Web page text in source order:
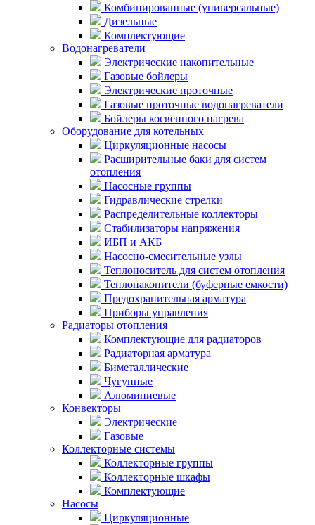
Комбинированные (универсальные)
Дизельные
Комплектующие
Водонагреватели
Электрические накопительные
Газовые бойлеры
Электрические проточные
Газовые проточные водонагреватели
Бойлеры косвенного нагрева
Оборудование для котельных
Циркуляционные насосы
Расширительные баки для систем
отопления
Насосные группы
Гидравлические стрелки
Распределительные коллекторы
Стабилизаторы напряжения
ИБП и АКБ
Насосно-смесительные узлы
Теплоноситель для систем отопления
Теплонакопители (буферные емкости)
Предохранительная арматура
Приборы управления
Радиаторы отопления
Комплектующие для радиаторов
Радиаторная арматура
Биметаллические
Чугунные
Алюминиевые
Конвекторы
Электрические
Газовые
Коллекторные системы
Коллекторные группы
Коллекторные шкафы
Комплектующие
Насосы
Циркуляционные